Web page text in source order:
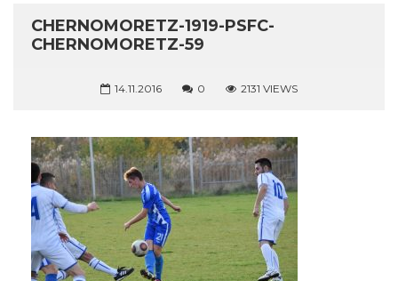
CHERNOMORETZ-1919-PSFC-
CHERNOMORETZ-59
14.11.2016 0 2131 VIEWS